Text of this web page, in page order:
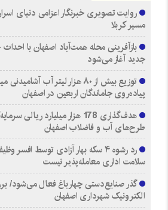
روایت تصویری خبرنگار اعزامی دنیای
مسیر کربلا
جدید آغاز می‌شود
توزیع بیش از ۸۰ هزار لیتر آب
پیاده‌روی جاماندگان اربعین در اصفهان
هدف‌گذاری 178 هزار میلیارد
طرح‌های آب و فاضلاب اصفهان
رد رشوه ۴ سکه بهار آزادی توسط
سلامت اداری معامله‌پذیر نیست
گذر صنایع‌دستی چهارباغ فعال می‌شود/
الکترونیک شهرداری اصفهان